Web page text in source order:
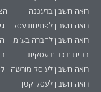
רואה חשבון ברעננה
רואה חשבון לפתיחת עסק
רואה חשבון לחברה בע"מ
בניית תוכנית עסקית
רואה חשבון לעוסק מורשה
רואה חשבון לעסק קטן